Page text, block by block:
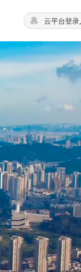
云平台登录